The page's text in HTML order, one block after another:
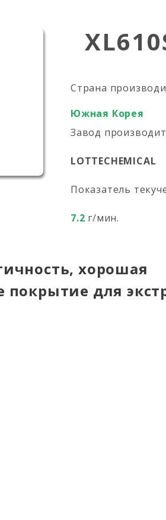
Страна
Южная Корея
Завод
LOTTECHEMICAL
Показатель
7.2 г/мин.
хорошая
покрытие для